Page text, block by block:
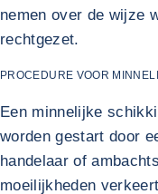
nemen over de wijze
rechtgezet.
PROCEDURE VOOR
Een minnelijke
worden gestart door
handelaar of
moeilijkheden